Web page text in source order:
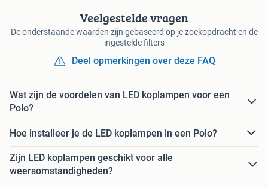
Veelgestelde vragen
De onderstaande waarden zijn gebaseerd op je zoekopdracht en de
ingestelde filters
Deel opmerkingen over deze FAQ
Wat zijn de voordelen van LED koplampen voor een
Polo?
Hoe installeer je de LED koplampen in een Polo?
Zijn LED koplampen geschikt voor alle
weersomstandigheden?